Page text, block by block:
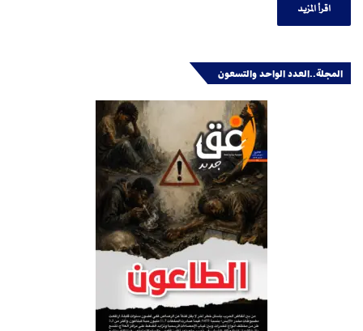
اقرأ المزيد
المجلة..العدد الواحد والتسعون